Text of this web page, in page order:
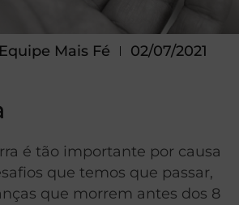
Equipe Mais Fé 02/07/2021
é tão importante por causa
que temos que passar,
que morrem antes dos 8